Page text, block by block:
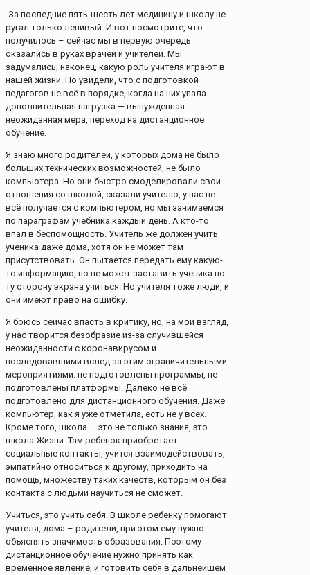
-За последние пять-шесть лет медицину и школу не
ругал только ленивый. И вот посмотрите, что
получилось – сейчас мы в первую очередь
оказались в руках врачей и учителей. Мы
задумались, наконец, какую роль учителя играют в
нашей жизни. Но увидели, что с подготовкой
педагогов не всё в порядке, когда на них упала
дополнительная нагрузка — вынужденная
неожиданная мера, переход на дистанционное
обучение.
Я знаю много родителей, у которых дома не было
больших технических возможностей, не было
компьютера. Но они быстро смоделировали свои
отношения со школой, сказали учителю, у нас не
всё получается с компьютером, но мы занимаемся
по параграфам учебника каждый день. А кто-то
впал в беспомощность. Учитель же должен учить
ученика даже дома, хотя он не может там
присутствовать. Он пытается передать ему какую-
то информацию, но не может заставить ученика по
ту сторону экрана учиться. Но учителя тоже люди, и
они имеют право на ошибку.
Я боюсь сейчас впасть в критику, но, на мой взгляд,
у нас творится безобразие из-за случившейся
неожиданности с коронавирусом и
последовавшими вслед за этим ограничительными
мероприятиями: не подготовлены программы, не
подготовлены платформы. Далеко не всё
подготовлено для дистанционного обучения. Даже
компьютер, как я уже отметила, есть не у всех.
Кроме того, школа — это не только знания, это
школа Жизни. Там ребенок приобретает
социальные контакты, учится взаимодействовать,
эмпатийно относиться к другому, приходить на
помощь, множеству таких качеств, которым он без
контакта с людьми научиться не сможет.
Учиться, это учить себя. В школе ребенку помогают
учителя, дома – родители, при этом ему нужно
объяснять значимость образования. Поэтому
дистанционное обучение нужно принять как
временное явление, и готовить себя в дальнейшем